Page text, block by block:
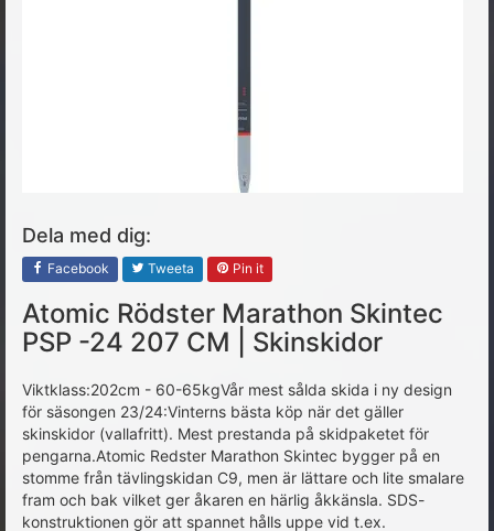
Dela med dig:
Facebook Tweeta Pin it
Atomic Rödster Marathon Skintec
PSP -24 207 CM | Skinskidor
Viktklass:202cm - 60-65kgVår mest sålda skida i ny design
för säsongen 23/24:Vinterns bästa köp när det gäller
skinskidor (vallafritt). Mest prestanda på skidpaketet för
pengarna.Atomic Redster Marathon Skintec bygger på en
stomme från tävlingskidan C9, men är lättare och lite smalare
fram och bak vilket ger åkaren en härlig åkkänsla. SDS-
konstruktionen gör att spannet hålls uppe vid t.ex.